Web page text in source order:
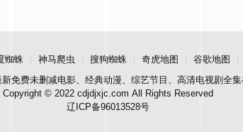
蜘蛛 神马爬虫 搜狗蜘蛛 奇虎地图 谷歌地图
免费未删减电影、经典动漫、综艺节目、高清电视剧全
Copyright © 2022 cdjdjxjc.com All Rights Reserved
辽ICP备96013528号